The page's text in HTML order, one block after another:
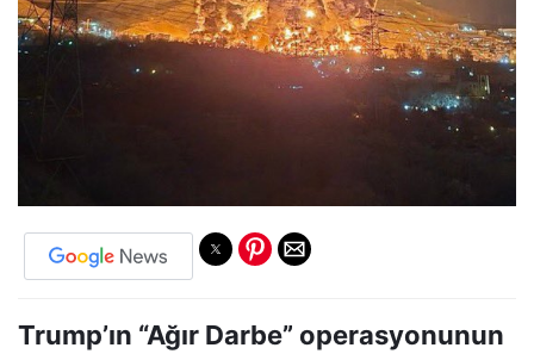
Trump’ın “Ağır Darbe” operasyonunun